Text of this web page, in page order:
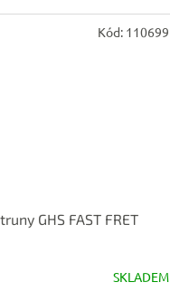
GHS FAST FRET
SKLADEM
Kód: 110699